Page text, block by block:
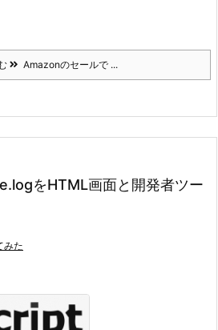
Amazonのセールで ...
をHTML画面と開発者ツー
みた